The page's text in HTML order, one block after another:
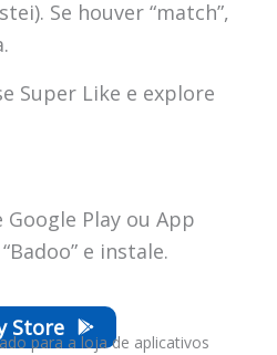
Se houver “match”,
Super Like e explore
Google Play ou App
e instale.
Store
para a loja de aplicativos